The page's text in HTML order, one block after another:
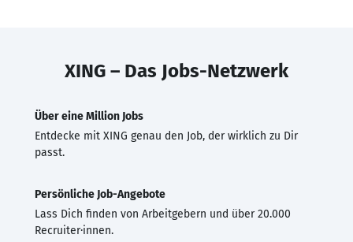
XING – Das Jobs-Netzwerk
Über eine Million Jobs
Entdecke mit XING genau den Job, der wirklich zu Dir
passt.
Persönliche Job-Angebote
Lass Dich finden von Arbeitgebern und über 20.000
Recruiter·innen.